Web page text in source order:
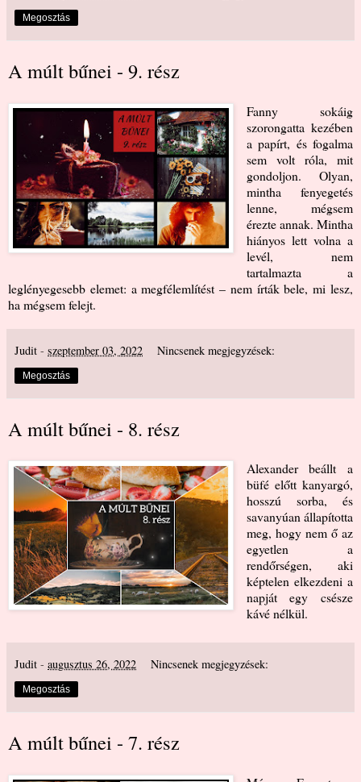
Megosztás
A múlt bűnei - 9. rész
Fanny sokáig
szorongatta kezében
a papírt, és fogalma
sem volt róla, mit
gondoljon. Olyan,
mintha fenyegetés
lenne, mégsem
érezte annak. Mintha
hiányos lett volna a
levél, nem
tartalmazta a
leglényegesebb elemet: a megfélemlítést – nem írták bele, mi lesz,
ha mégsem felejt.
Judit - szeptember 03, 2022 Nincsenek megjegyzések:
Megosztás
A múlt bűnei - 8. rész
Alexander beállt a
büfé előtt kanyargó,
hosszú sorba, és
savanyúan állapította
meg, hogy nem ő az
egyetlen a
rendőrségen, aki
képtelen elkezdeni a
napját egy csésze
kávé nélkül.
Judit - augusztus 26, 2022 Nincsenek megjegyzések:
Megosztás
A múlt bűnei - 7. rész